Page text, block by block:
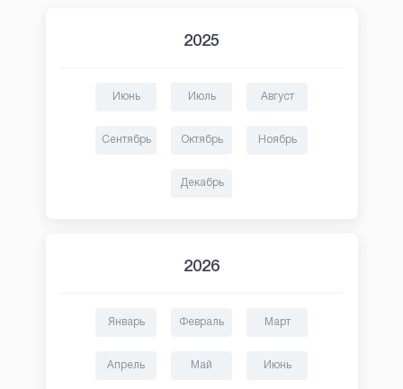
2025
Июнь Июль Август
Сентябрь Октябрь Ноябрь
Декабрь
2026
Январь Февраль Март
Апрель Май Июнь